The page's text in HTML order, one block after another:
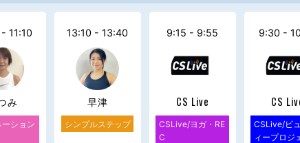
11:10
み
ーション
13:10 - 13:40
早津
シンプルステップ
9:15 - 9:55
CS Live
CSLive/ヨガ・RE
C
9:30 -
CS
CSLive/ビ
ィープロジ